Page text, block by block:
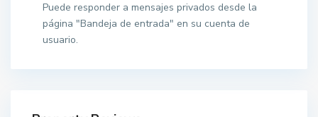
Puede responder a mensajes privados desde la
página "Bandeja de entrada" en su cuenta de
usuario.